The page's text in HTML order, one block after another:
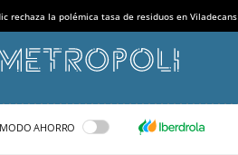
rechaza la polémica tasa de residuos en Viladecans
AHORRO